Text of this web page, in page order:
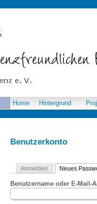
Benutzerkonto
Anmelden Neues
Benutzername oder E-Mail-
Home Hintergrund